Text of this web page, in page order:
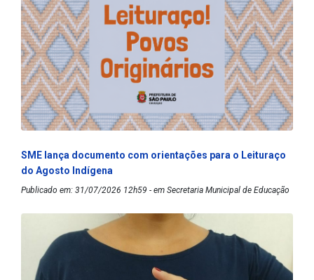
SME lança documento com orientações para o Leituraço
do Agosto Indígena
Publicado em: 31/07/2026 12h59 - em Secretaria Municipal de Educação